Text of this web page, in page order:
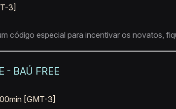
3]
código especial para incentivar os novatos,
- BAÚ FREE
[GMT-3]